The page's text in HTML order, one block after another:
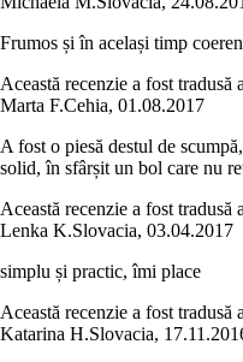
Frumos și în același timp
Această recenzie a fost tradusă
Marta F.Cehia, 01.08.2017
A fost o piesă destul de
solid, în sfârșit un bol care nu
Această recenzie a fost tradusă
Lenka K.Slovacia, 03.04.2017
simplu și practic, îmi place
Această recenzie a fost tradusă
Katarina H.Slovacia,